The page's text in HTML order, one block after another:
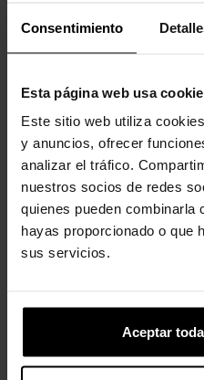
Consentimiento
Esta página web usa
Este sitio web utiliza
y anuncios, ofrecer
analizar el tráfico.
nuestros socios de redes
quienes pueden combinarla
hayas proporcionado o que
sus servicios.
Aceptar
Roda giratória
5,99 € 4,79 €
4 outros produtos